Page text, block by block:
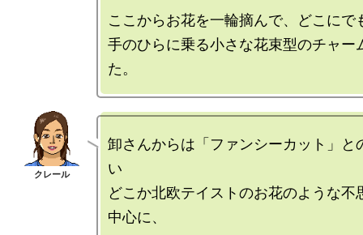
ここからお花を一輪摘んで、どこにで
手のひらに乗る小さな花束型のチャー
卸さんからは「ファンシーカット」と
い
どこか北欧テイストのお花のような不
中心に、